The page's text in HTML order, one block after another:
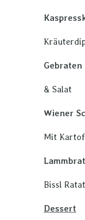
& Salat
Wiener
Mit
Bissl
Dessert